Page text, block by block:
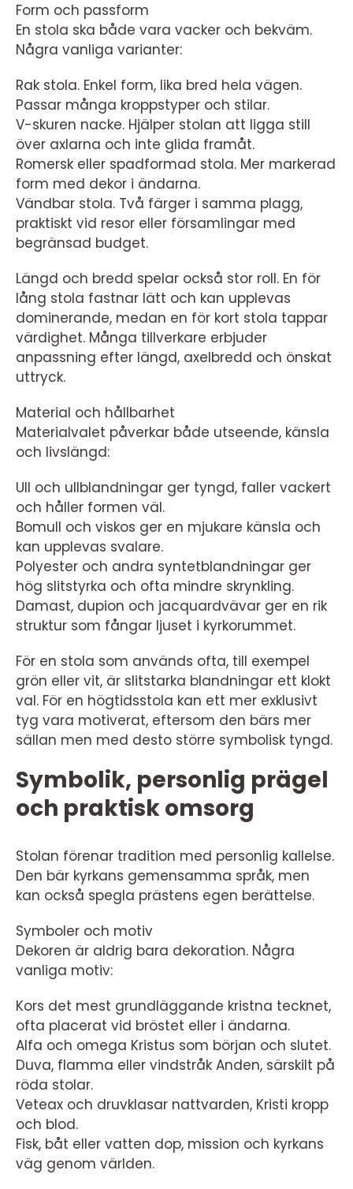
Form och passform
En stola ska både vara vacker och bekväm.
Några vanliga varianter:
Rak stola. Enkel form, lika bred hela vägen.
Passar många kroppstyper och stilar.
V-skuren nacke. Hjälper stolan att ligga still
över axlarna och inte glida framåt.
Romersk eller spadformad stola. Mer markerad
form med dekor i ändarna.
Vändbar stola. Två färger i samma plagg,
praktiskt vid resor eller församlingar med
begränsad budget.
Längd och bredd spelar också stor roll. En för
lång stola fastnar lätt och kan upplevas
dominerande, medan en för kort stola tappar
värdighet. Många tillverkare erbjuder
anpassning efter längd, axelbredd och önskat
uttryck.
Material och hållbarhet
Materialvalet påverkar både utseende, känsla
och livslängd:
Ull och ullblandningar ger tyngd, faller vackert
och håller formen väl.
Bomull och viskos ger en mjukare känsla och
kan upplevas svalare.
Polyester och andra syntetblandningar ger
hög slitstyrka och ofta mindre skrynkling.
Damast, dupion och jacquardvävar ger en rik
struktur som fångar ljuset i kyrkorummet.
För en stola som används ofta, till exempel
grön eller vit, är slitstarka blandningar ett klokt
val. För en högtidsstola kan ett mer exklusivt
tyg vara motiverat, eftersom den bärs mer
sällan men med desto större symbolisk tyngd.
Symbolik, personlig prägel
och praktisk omsorg
Stolan förenar tradition med personlig kallelse.
Den bär kyrkans gemensamma språk, men
kan också spegla prästens egen berättelse.
Symboler och motiv
Dekoren är aldrig bara dekoration. Några
vanliga motiv:
Kors det mest grundläggande kristna tecknet,
ofta placerat vid bröstet eller i ändarna.
Alfa och omega Kristus som början och slutet.
Duva, flamma eller vindstråk Anden, särskilt på
röda stolar.
Veteax och druvklasar nattvarden, Kristi kropp
och blod.
Fisk, båt eller vatten dop, mission och kyrkans
väg genom världen.